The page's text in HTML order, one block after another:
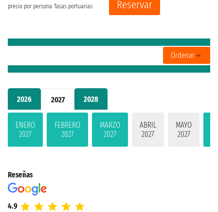
2026 2027 2028
ENERO
2027
FEBRERO
2027
MARZO
2027
ABRIL
2027
MAYO
2027
precio por persona Tasas portuarias
Reservar
Ordenar
Reseñas
4.9